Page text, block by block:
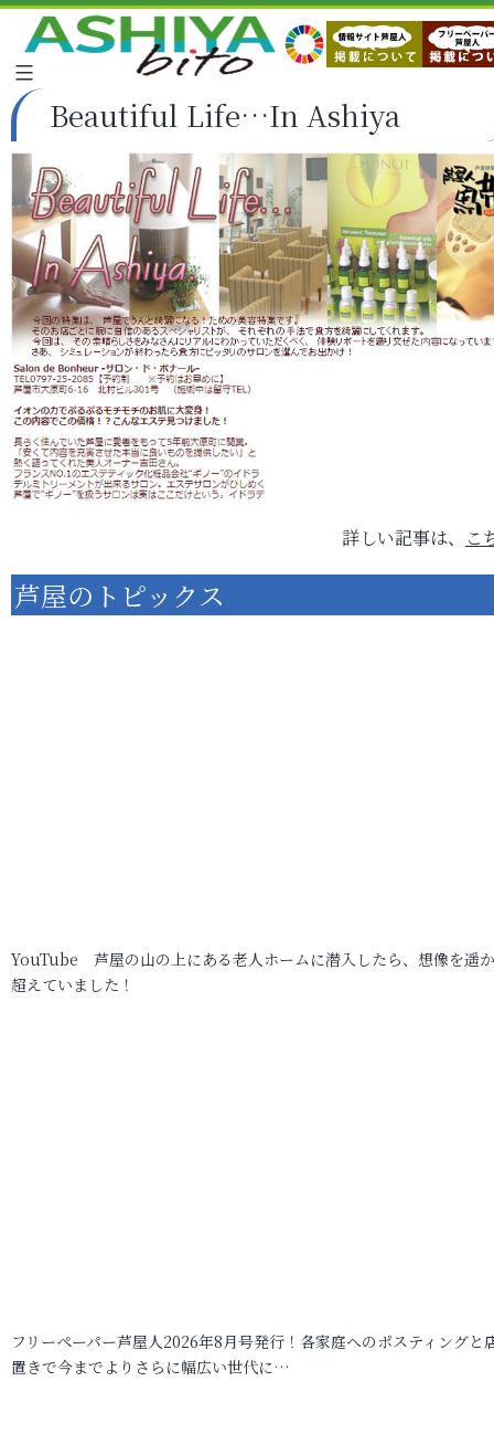
Beautiful Life…In Ashiya
詳しい記事は、 こ
芦屋のトピックス
YouTube 芦屋の山の上にある老人ホームに潜入したら、想像を遥
超えていました！
フリーペーパー芦屋人2026年8月号発行！各家庭へのポスティングと
置きで今までよりさらに幅広い世代に…